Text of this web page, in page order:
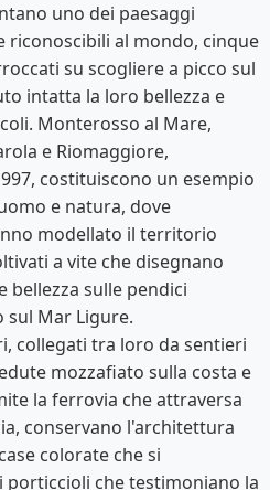
uno dei paesaggi
al mondo, cinque
su scogliere a picco sul
intatta la loro bellezza e
Monterosso al Mare,
e Riomaggiore,
costituiscono un esempio
e natura, dove
modellato il territorio
a vite che disegnano
bellezza sulle pendici
sul Mar Ligure.
collegati tra loro da sentieri
mozzafiato sulla costa e
la ferrovia che attraversa
conservano l'architettura
colorate che si
porticcioli che testimoniano la